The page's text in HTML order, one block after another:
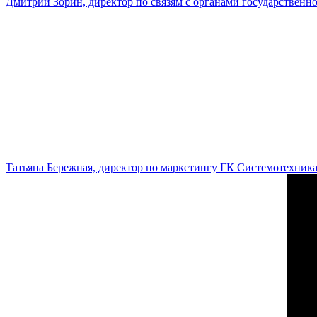
Татьяна Бережная, директор по маркетингу ГК Системотехника